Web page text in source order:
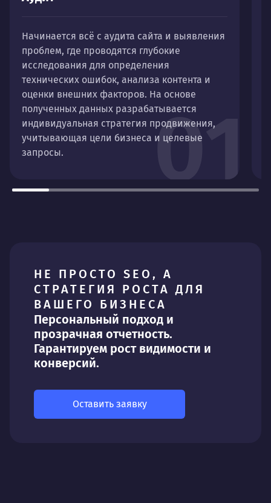
01
Начинается всё с аудита сайта и выявления
проблем, где проводятся глубокие
исследования для определения
технических ошибок, анализа контента и
оценки внешних факторов. На основе
полученных данных разрабатывается
индивидуальная стратегия продвижения,
учитывающая цели бизнеса и целевые
запросы.
НЕ ПРОСТО SEO, А
СТРАТЕГИЯ РОСТА ДЛЯ
ВАШЕГО БИЗНЕСА
Персональный подход и
прозрачная отчетность.
Гарантируем рост видимости и
конверсий.
Оставить заявку